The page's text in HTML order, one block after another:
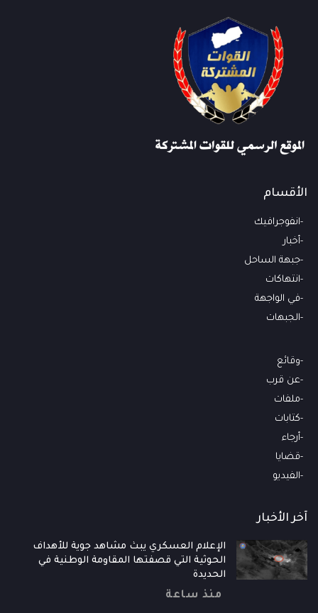
الأقسام
انفوجرافيك
أخبار
جبهة الساحل
انتهاكات
في الواجهة
الجبهات
وقائع
عن قرب
ملفات
كتابات
أرجاء
قضايا
الفيديو
آخر الأخبار
الإعلام العسكري يبث مشاهد جوية للأهداف
الحوثية التي قصفتها المقاومة الوطنية في
الحديدة
منذ ساعة